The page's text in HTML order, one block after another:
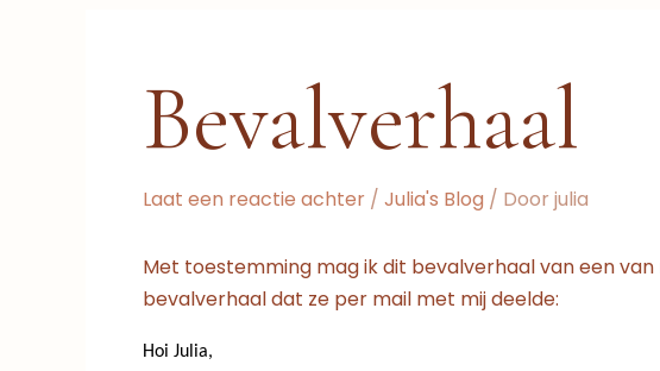
Bevalverhaal
Laat een reactie achter / Julia's Blog / Door julia
Met toestemming mag ik dit bevalverhaal van een
bevalverhaal dat ze per mail met mij deelde:
Hoi Julia,